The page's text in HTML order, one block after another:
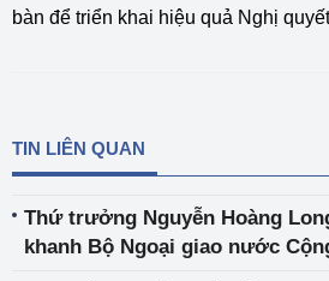
bàn để triển khai hiệu quả Nghị
TIN LIÊN QUAN
Thứ trưởng Nguyễn Hoàng
khanh Bộ Ngoại giao nước